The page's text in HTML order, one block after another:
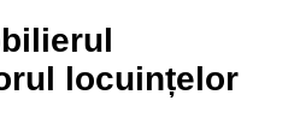
locuințelor